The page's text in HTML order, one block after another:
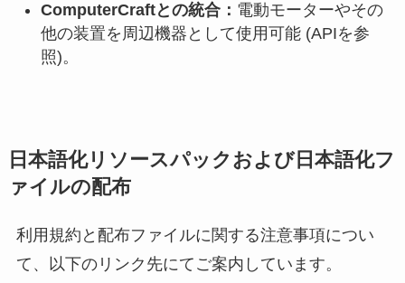
ComputerCraftとの統合： 電動モーターやその
他の装置を周辺機器として使用可能 (APIを参
照)。
日本語化リソースパックおよび日本語化フ
ァイルの配布
利用規約と配布ファイルに関する注意事項につい
て、以下のリンク先にてご案内しています。